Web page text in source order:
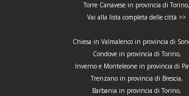
Torre Canavese in provincia di Torino,
Vai alla lista completa delle città >>
Chiesa in Valmalenco in provincia di
Condove in provincia di Torino,
Inverno e Monteleone in provincia di
Trenzano in provincia di Brescia,
Barbania in provincia di Torino,